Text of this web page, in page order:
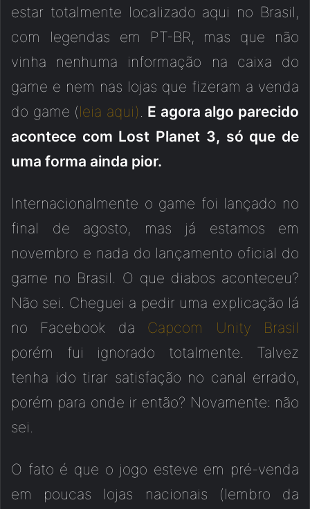
estar totalmente localizado aqui no Brasil,
com legendas em PT-BR, mas que não
vinha nenhuma informação na caixa do
game e nem nas lojas que fizeram a venda
do game (leia aqui) E agora algo parecido
acontece com Lost Planet 3, só que de
uma forma ainda pior.
Internacionalmente o game foi lançado no
final de agosto, mas já estamos em
novembro e nada do lançamento oficial do
game no Brasil. O que diabos aconteceu?
Não sei. Cheguei a pedir uma explicação lá
no Facebook da Capcom Unity Brasil
porém fui ignorado totalmente. Talvez
tenha ido tirar satisfação no canal errado,
porém para onde ir então? Novamente: não
sei.
O fato é que o jogo esteve em pré-venda
em poucas lojas nacionais (lembro da